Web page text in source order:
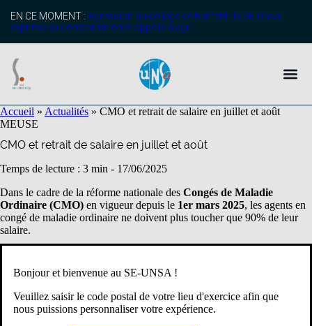
EN CE MOMENT : Agression au collège de Benfeld : le SE-Unsa
exprime sa consternation et appelle à agir
Accueil » Actualités » CMO et retrait de salaire en juillet et août
MEUSE
CMO et retrait de salaire en juillet et août
Temps de lecture : 3 min - 17/06/2025
Dans le cadre de la réforme nationale des Congés de Maladie
Ordinaire (CMO) en vigueur depuis le 1er mars 2025, les agents en
congé de maladie ordinaire ne doivent plus toucher que 90% de leur
salaire.
implique donc un prélèvement rétroactif pour les congés maladie
ordinaire desmois de mars, avril et mai.
Bonjour et bienvenue au SE-UNSA !
Veuillez saisir le code postal de votre lieu d'exercice afin que
nous puissions personnaliser votre expérience.